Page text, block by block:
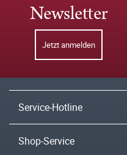
Newsletter
Jetzt anmelden
Service-Hotline
Shop-Service